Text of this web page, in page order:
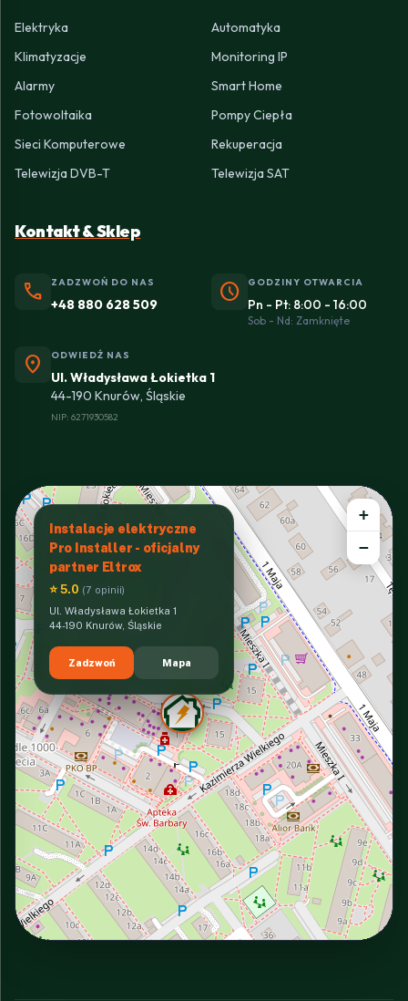
Elektryka
Automatyka
Klimatyzacje
Monitoring IP
Alarmy
Smart Home
Fotowoltaika
Pompy Ciepła
Sieci Komputerowe
Rekuperacja
Telewizja DVB-T
Telewizja SAT
Kontakt & Sklep
phone ZADZWOŃ DO NAS
+48 880 628 509 schedule GODZINY OTWARCIA
Pn - Pt: 8:00 - 16:00
Sob - Nd: Zamknięte
location_on ODWIEDŹ NAS
Ul. Władysława Łokietka 1
44-190 Knurów, Śląskie
NIP: 6271930582
Instalacje elektryczne
Pro Installer - oficjalny
partner Eltrox
⭐ 5.0 (7 opinii)
Ul. Władysława Łokietka 1
44-190 Knurów, Śląskie
Zadzwoń Mapa
+
−
INTERACTIVE VIEW